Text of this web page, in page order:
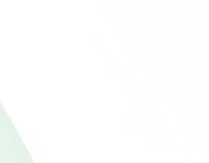
Reviews
die raakt. Zonder gedoe, maar met alle